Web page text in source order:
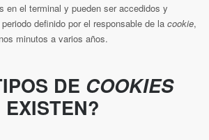
en el terminal y pueden ser accedidos y
definido por el responsable de la cookie,
minutos a varios años.
DE COOKIES
EXISTEN?